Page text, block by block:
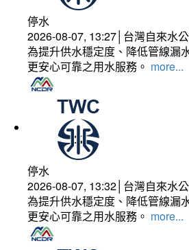
停水
2026-08-07, 13:27│台灣自來水
為提升供水穩定度、降低管線漏
更安心可靠之用水服務。 more...
停水
2026-08-07, 13:32│台灣自來水
為提升供水穩定度、降低管線漏
更安心可靠之用水服務。 more...